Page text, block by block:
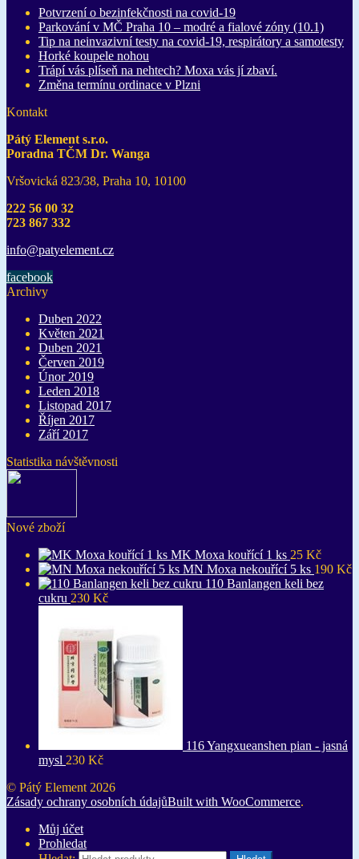
Potvrzení o bezinfekčnosti na covid-19
Parkování v MČ Praha 10 – modré a fialové zóny (10.1)
Tip na neinvazivní testy na covid-19, respirátory a samotesty
Horké koupele nohou
Trápí vás plíseň na nehtech? Moxa vás jí zbaví.
Změna termínu ordinace v Plzni
Kontakt
Pátý Element s.r.o.
Poradna TČM Dr. Wanga
Vršovická 823/38, Praha 10, 10100
222 56 00 32
723 867 332
info@patyelement.cz
facebook
Archivy
Duben 2022
Květen 2021
Duben 2021
Červen 2019
Únor 2019
Leden 2018
Listopad 2017
Říjen 2017
Září 2017
Statistika návštěvnosti
Nové zboží
MK Moxa kouřící 1 ks 25 Kč
MN Moxa nekouřící 5 ks 190 Kč
110 Banlangen keli bez
cukru 230 Kč
116 Yangxueanshen pian - jasná
mysl 230 Kč
© Pátý Element 2026
Zásady ochrany osobních údajůBuilt with WooCommerce.
Můj účet
Prohledat